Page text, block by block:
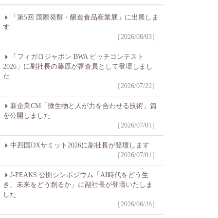
「第5回 国際発酵・醸造食品産業展」に出展しま
す
［2026/08/03］
「フィガロジャポン BWA ピッチコンテスト
2026」に副社長の藤原が審査員として登壇しまし
た
［2026/07/22］
新企業CM「微生物と人が力を合わせる技術」篇
を公開しました
［2026/07/01］
中四国DXサミット2026に副社長が登壇します
［2026/07/01］
J-PEAKS 公開シンポジウム「AI時代をどう生
き、未来をどう創るか」に副社長が登壇いたしま
した
［2026/06/26］